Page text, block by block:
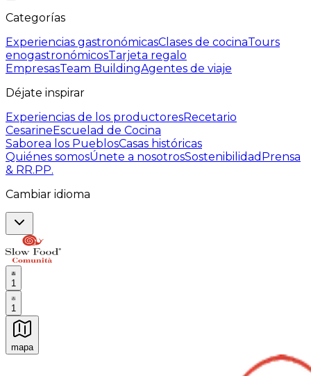
Categorías
Experiencias gastronómicasClases de cocinaTours
enogastronómicosTarjeta regalo
EmpresasTeam BuildingAgentes de viaje
Déjate inspirar
Experiencias de los productoresRecetario
CesarineEscuelad de Cocina
Saborea los PueblosCasas históricas
Quiénes somosÚnete a nosotrosSostenibilidad Prensa
& RR.PP.
Cambiar idioma
1
1
mapa
Experiencias culinarias inolvidables: Experiencias